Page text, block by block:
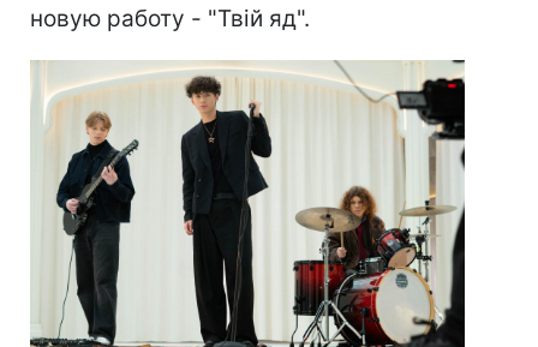
новую работу - "Твій яд".